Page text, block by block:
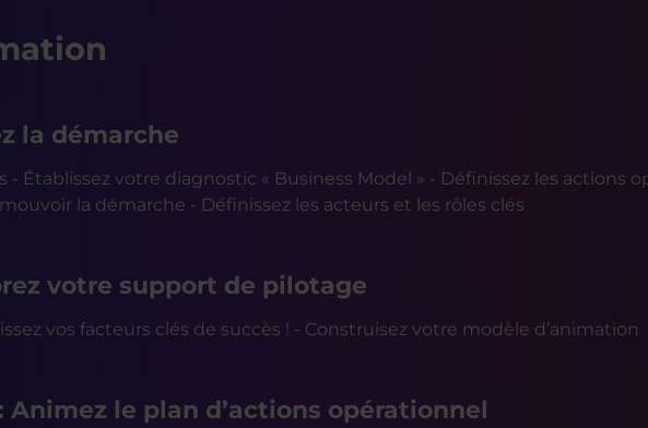
la démarche
Établissez votre diagnostic « Business Model » - Définissez les actions
la démarche - Définissez les acteurs et les rôles clés
votre support de pilotage
vos facteurs clés de succès ! - Construisez votre modèle d’animation
le plan d’actions opérationnel